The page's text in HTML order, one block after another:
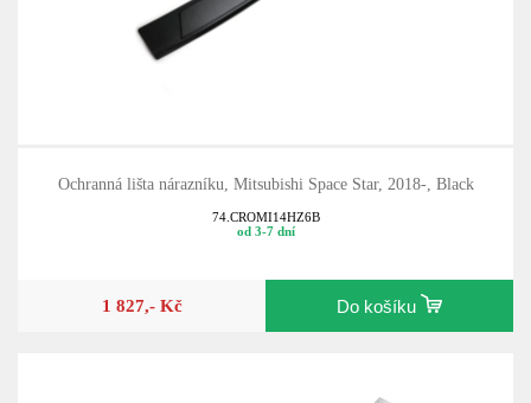
Ochranná lišta nárazníku, Mitsubishi Space Star, 2018-, Black
74.CROMI14HZ6B
od 3-7 dní
1 827,- Kč Do košíku